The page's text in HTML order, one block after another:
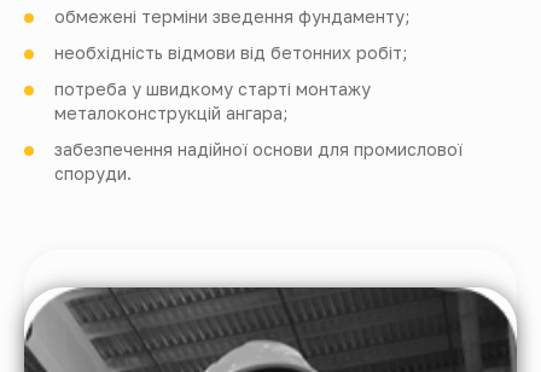
обмежені терміни зведення фундаменту;
необхідність відмови від бетонних робіт;
потреба у швидкому старті монтажу
металоконструкцій ангара;
забезпечення надійної основи для промислової
споруди.